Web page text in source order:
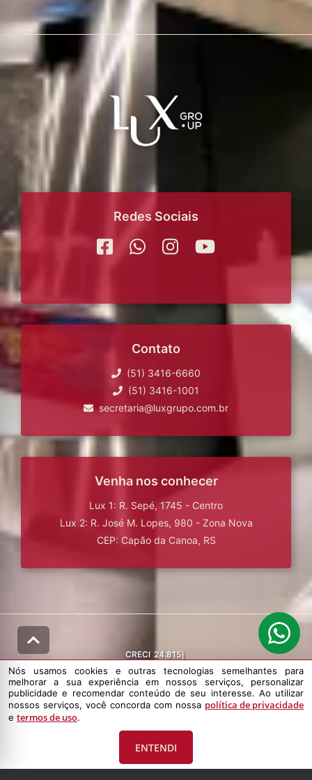
Redes Sociais
Contato
(51) 3416-6660
(51) 3416-1001
secretaria@luxgrupo.com.br
Venha nos conhecer
Lux 1: R. Sepé, 1745 - Centro
Lux 2: R. José M. Lopes, 980 - Zona Nova
CEP: Capão da Canoa, RS
CRECI 24.815j
© DESENVOLVIDO PELA AGIL.NET
sua experiência em nossos serviços, personalizar publicidade e
Nós usamos cookies e outras tecnologias semelhantes para
melhorar a sua experiência em nossos serviços, personalizar
publicidade e recomendar conteúdo de seu interesse. Ao utilizar
nossos serviços, você concorda com nossa política de privacidade
e termos de uso.
ENTENDI